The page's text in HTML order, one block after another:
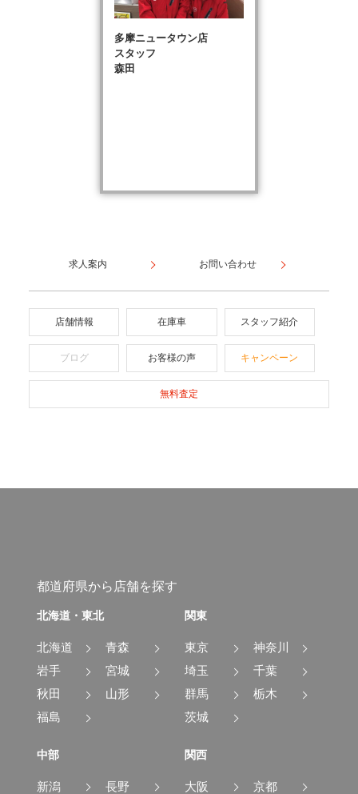
多摩ニュータウン店
スタッフ
森田
求人案内 お問い合わせ
店舗情報 在庫車 スタッフ紹介
ブログ お客様の声 キャンペーン
無料査定
都道府県から店舗を探す
北海道・東北
北海道
青森
岩手
宮城
秋田
山形
福島
関東
東京
神奈川
埼玉
千葉
群馬
栃木
茨城
中部
新潟
長野
関西
大阪
京都